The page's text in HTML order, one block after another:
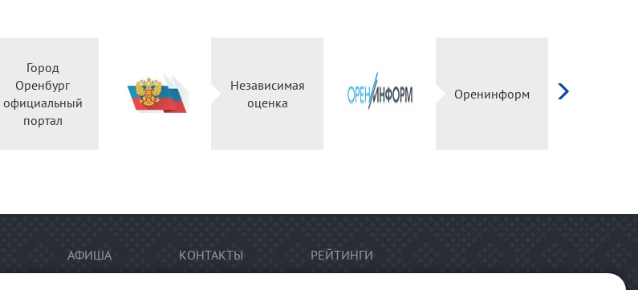
Город
Оренбург
официальный
портал
Независимая
оценка
Оренинформ
АФИША КОНТАКТЫ РЕЙТИНГИ